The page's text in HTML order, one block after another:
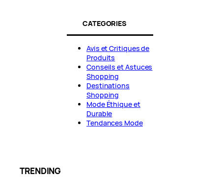
CATEGORIES
Avis et Critiques de
Produits
Conseils et Astuces
Shopping
Destinations
Shopping
Mode Éthique et
Durable
Tendances Mode
TRENDING